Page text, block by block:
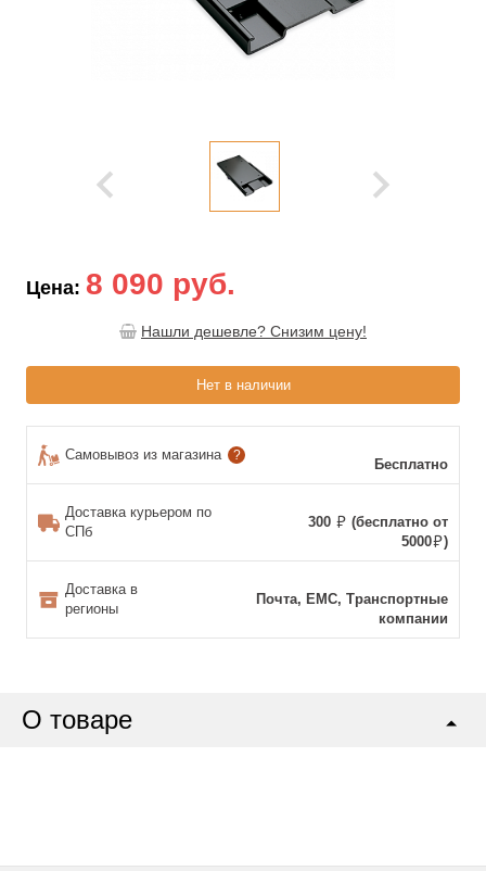
Цена: 8 090 руб.
Нашли дешевле? Снизим цену!
Нет в наличии
Самовывоз из магазина ?
Бесплатно
Доставка курьером по
СПб
300
(бесплатно от
5000
)
Доставка в
регионы
Почта, ЕМС, Транспортные
компании
О товаре